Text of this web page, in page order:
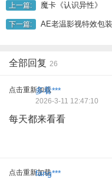
上一篇: 魔卡《认识异性》
下一篇: AE老温影视特效包
全部回复 26
点击重新加载
多看***
2026-3-11 12:47:10
每天都来看看
点击重新加载
fang***